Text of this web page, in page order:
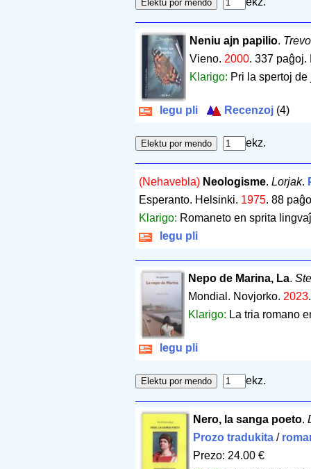
Neniu ajn papilio.
Vieno. 2000.337 paĝoj.
Klarigo: Pri la spertoj
legu pli Recenzoj (4)
ekz.
(Nehavebla) Neologisme. Lorjak.
Esperanto. Helsinki. 1975. 88
Klarigo: Romaneto en sprita
legu pli
Nepo de Marina, La.
Mondial. Novjorko. 2023
Klarigo: La tria romano
legu pli
ekz.
Nero, la sanga poeto.
Prozo tradukita/
Prezo: 24.00 €